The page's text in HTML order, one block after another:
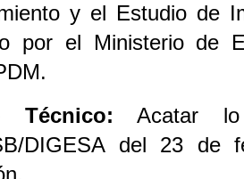
y el Estudio de
por el Ministerio de
Técnico: Acatar lo
DIGESA del 23 de